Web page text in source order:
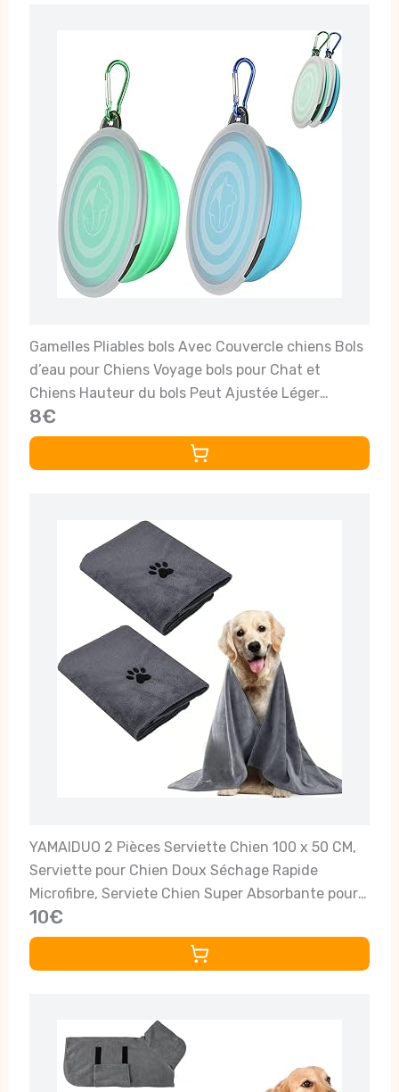
Gamelles Pliables bols Avec Couvercle chiens Bols
d’eau pour Chiens Voyage bols pour Chat et
Chiens Hauteur du bols Peut Ajustée Léger
Protable Pour Marche Randonnée Camping
(bleu+verte, 12.8*9*5.5)
8€
YAMAIDUO 2 Pièces Serviette Chien 100 x 50 CM,
Serviette pour Chien Doux Séchage Rapide
Microfibre, Serviete Chien Super Absorbante pour
Animaux pour Chats, Chiens ou Autres Animaux,
Gris
10€